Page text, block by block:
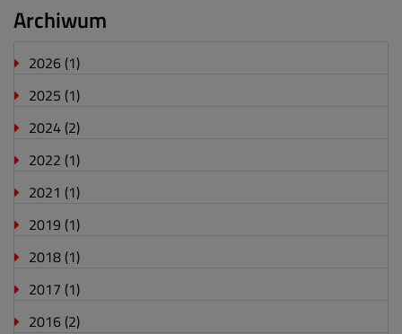
Archiwum
2026 (1)
2025 (1)
2024 (2)
2022 (1)
2021 (1)
2019 (1)
2018 (1)
2017 (1)
2016 (2)